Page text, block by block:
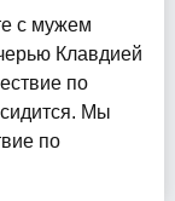
с мужем
Клавдией
по
Мы
по